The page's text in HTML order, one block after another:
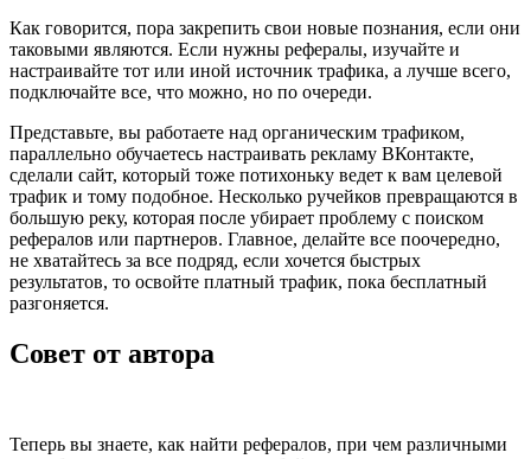
Как говорится, пора закрепить свои новые познания, если они
таковыми являются. Если нужны рефералы, изучайте и
настраивайте тот или иной источник трафика, а лучше всего,
подключайте все, что можно, но по очереди.
Представьте, вы работаете над органическим трафиком,
параллельно обучаетесь настраивать рекламу ВКонтакте,
сделали сайт, который тоже потихоньку ведет к вам целевой
трафик и тому подобное. Несколько ручейков превращаются в
большую реку, которая после убирает проблему с поиском
рефералов или партнеров. Главное, делайте все поочередно,
не хватайтесь за все подряд, если хочется быстрых
результатов, то освойте платный трафик, пока бесплатный
разгоняется.
Совет от автора
Теперь вы знаете, как найти рефералов, при чем различными